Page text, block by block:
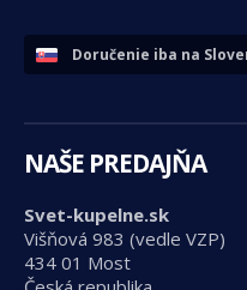
Doručenie iba na
NAŠE PREDAJŇA
Svet-kupelne.sk
Višňová 983 (vedle VZP)
434 01 Most